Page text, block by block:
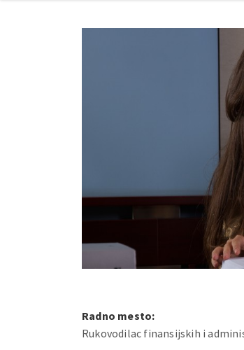
Radno mesto:
Rukovodilac finansijskih i